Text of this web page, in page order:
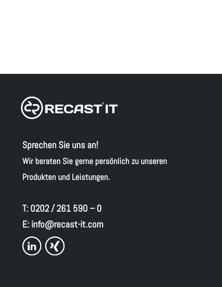
Sprechen Sie uns an!
Wir beraten Sie gerne persönlich zu unseren
Produkten und Leistungen.
T: 0202 / 261 590 – 0
E: info@recast-it.com